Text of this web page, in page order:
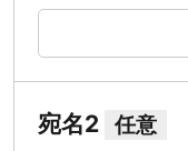
宛名2 任意